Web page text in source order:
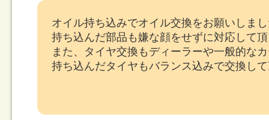
オイル持ち込みでオイル交換をお願いしま
持ち込んだ部品も嫌な顔をせずに対応して
また、タイヤ交換もディーラーや一般的な
持ち込んだタイヤもバランス込みで交換し